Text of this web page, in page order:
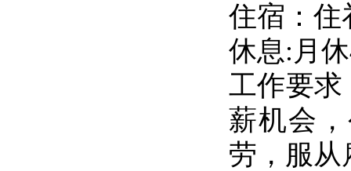
住宿：住
休息:月
工作要求
薪机会
劳，服从